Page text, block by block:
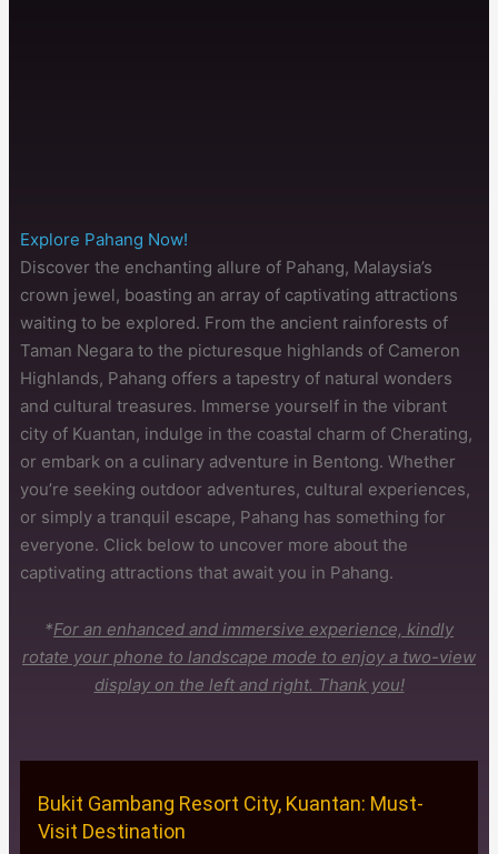
Explore Pahang Now!
Discover the enchanting allure of Pahang, Malaysia’s
crown jewel, boasting an array of captivating attractions
waiting to be explored. From the ancient rainforests of
Taman Negara to the picturesque highlands of Cameron
Highlands, Pahang offers a tapestry of natural wonders
and cultural treasures. Immerse yourself in the vibrant
city of Kuantan, indulge in the coastal charm of Cherating,
or embark on a culinary adventure in Bentong. Whether
you’re seeking outdoor adventures, cultural experiences,
or simply a tranquil escape, Pahang has something for
everyone. Click below to uncover more about the
captivating attractions that await you in Pahang.
*For an enhanced and immersive experience, kindly
rotate your phone to landscape mode to enjoy a two-view
display on the left and right. Thank you!
Bukit Gambang Resort City, Kuantan: Must-
Visit Destination